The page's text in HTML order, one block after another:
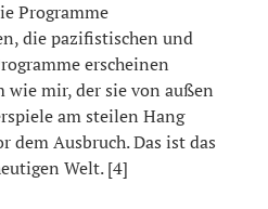
Programme
die pazifistischen und
erscheinen
mir, der sie von außen
am steilen Hang
dem Ausbruch. Das ist das
Welt. [4]